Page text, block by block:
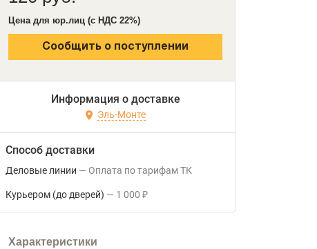
Цена для юр.лиц (с НДС 22%)
Сообщить о поступлении
Информация о доставке
Эль-Монте
Способ доставки
Деловые линии Оплата по тарифам ТК
Курьером (до дверей) 1 000 ₽
Характеристики